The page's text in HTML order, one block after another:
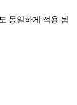
동일하게 적용 됩